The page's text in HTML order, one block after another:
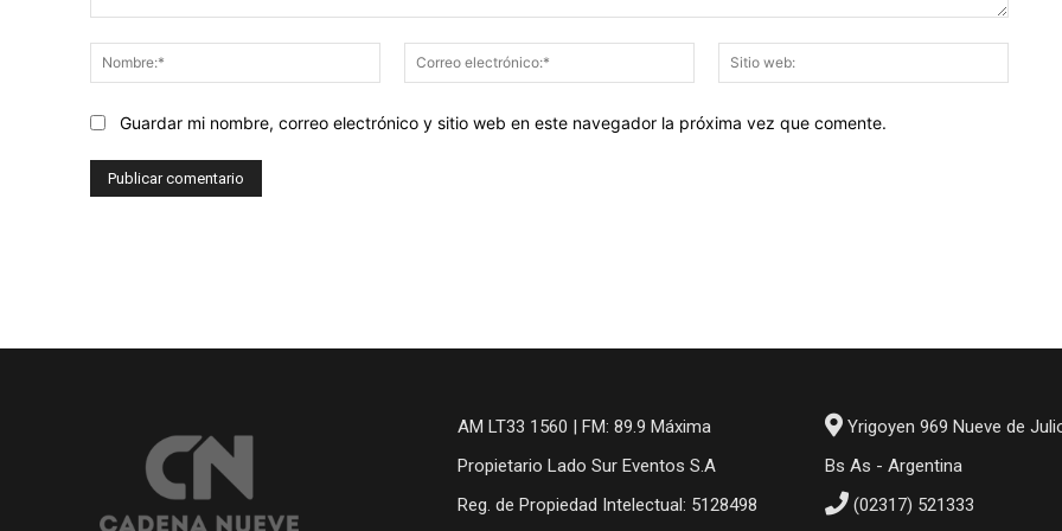
Nombre:*
Correo
electrónico:*
web:
Guardar mi nombre, correo electrónico y sitio web en este navegador la próxima vez que comente.
AM LT33 1560 | FM: 89.9 Máxima
Propietario Lado Sur Eventos S.A
Reg. de Propiedad Intelectual: 5128498
Yrigoyen 969 Nueve de
Bs As - Argentina
(02317) 521333